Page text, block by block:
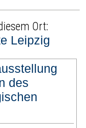
Ort:
Leipzig
des